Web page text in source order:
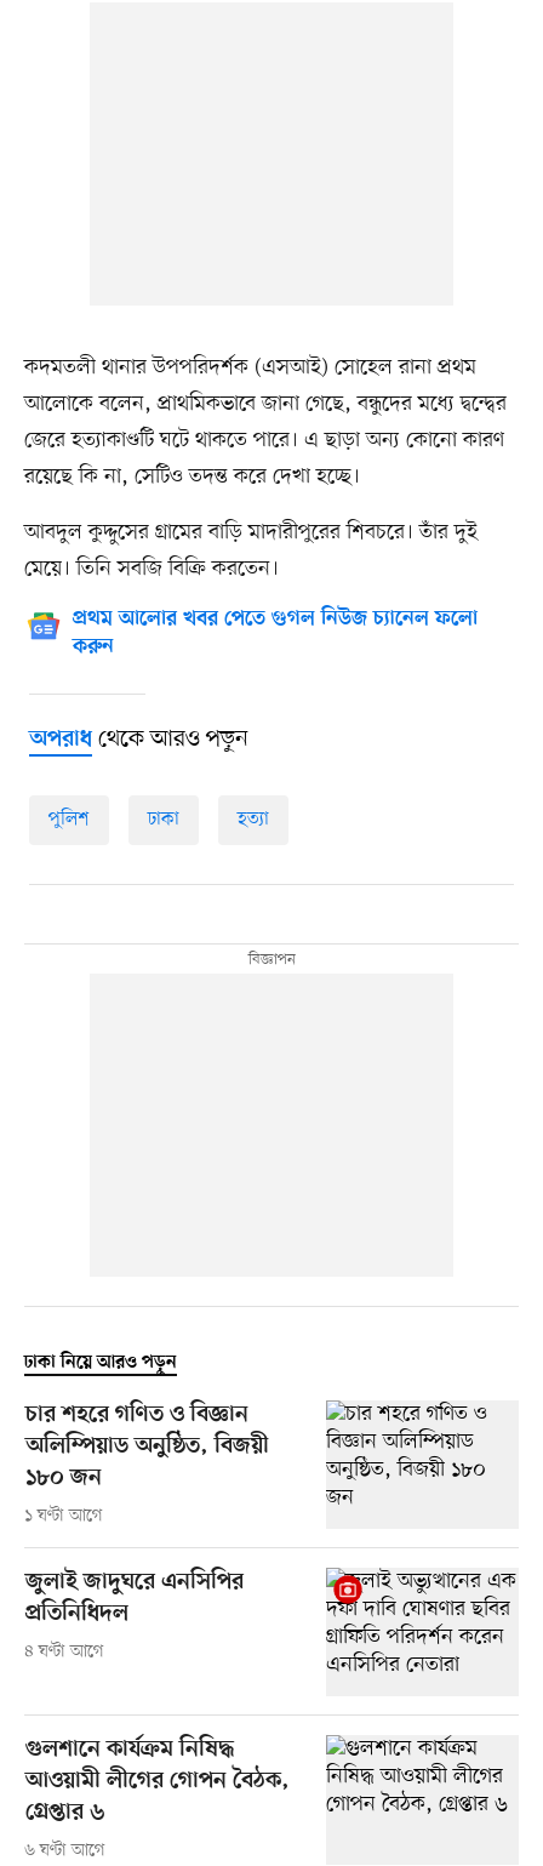
কদমতলী থানার উপপরিদর্শক (এসআই) সোহেল রানা প্রথম
আলোকে বলেন, প্রাথমিকভাবে জানা গেছে, বন্ধুদের মধ্যে দ্বন্দ্বের
জেরে হত্যাকাণ্ডটি ঘটে থাকতে পারে। এ ছাড়া অন্য কোনো কারণ
রয়েছে কি না, সেটিও তদন্ত করে দেখা হচ্ছে।
আবদুল কুদ্দুসের গ্রামের বাড়ি মাদারীপুরের শিবচরে। তাঁর দুই
মেয়ে। তিনি সবজি বিক্রি করতেন।
প্রথম আলোর খবর পেতে গুগল নিউজ চ্যানেল ফলো
করুন
অপরাধথেকে আরও পড়ুন
পুলিশ ঢাকা হত্যা
ঢাকা নিয়ে আরও পড়ুন
চার শহরে গণিত ও বিজ্ঞান
অলিম্পিয়াড অনুষ্ঠিত, বিজয়ী
১৮০ জন
১ ঘণ্টা আগে
জুলাই জাদুঘরে এনসিপির
প্রতিনিধিদল
৪ ঘণ্টা আগে
গুলশানে কার্যক্রম নিষিদ্ধ
আওয়ামী লীগের গোপন বৈঠক,
গ্রেপ্তার ৬
৬ ঘণ্টা আগে